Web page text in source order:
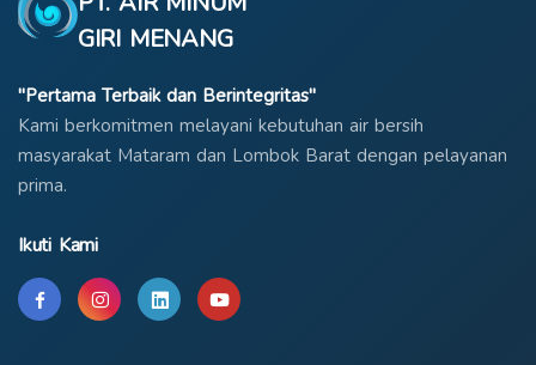
GIRI MENANG
"Pertama Terbaik dan Berintegritas"
Kami berkomitmen melayani kebutuhan air bersih
masyarakat Mataram dan Lombok Barat dengan pelayanan
prima.
Ikuti Kami